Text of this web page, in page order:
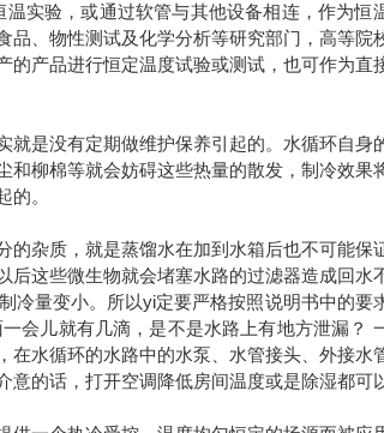
实验，或通过软管与其他设备相连，作为恒
、物性测试及化学分析等研究部门，高等院
的产品进行恒定温度试验或测试，也可作为直
是没有定期做维护保养引起的。水循环自身
柳棉等就会妨碍这些热量的散发，制冷效果
。
杂质，就是蒸馏水在加到水箱后也不可能保
这些微生物就会堵塞水路的过滤器造成回水
冷量变小。所以yi定要严格按照说明书中的要
会儿就有几滴，是不是水路上有地方泄漏？
水循环的水路中的水泵、水管接头、外接水
的话，打开空调降低房间温度或是除湿都可